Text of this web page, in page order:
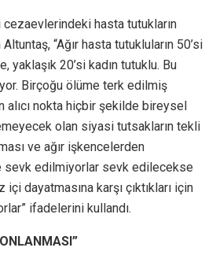
hasta tutukların
“Ağır hasta tutukluların 50’si
yaklaşık 20’si kadın tutuklu. Bu
Birçoğu ölüme terk edilmiş
alıcı nokta hiçbir şekilde bireysel
olan siyasi tutsakların tekli
ve ağır işkencelerden
sevk edilmiyorlar sevk edilecekse
dayatmasına karşı çıktıkları için
ifadelerini kullandı.